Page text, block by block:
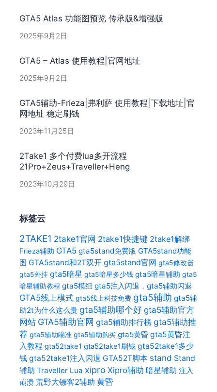
GTA5 Atlas 功能图预览 传承版&增强版
2025年9月2日
GTA5 – Atlas 使用教程|官网地址
2025年9月2日
GTA5辅助-Frieza|弗利萨 使用教程|下载地址|官
网地址 稳定刷钱
2023年11月25日
2Take1 多个付费lua多开流程
21Pro+Zeus+Traveller+Heng
2023年10月29日
标签云
2TAKE1 2take1官网 2take1快捷键 2take1解绑
Frieza辅助 GTA5 gta5stand免费版 GTA5stand功能
图 GTA5stand和2T双开 gta5stand官网 gta5修改器
gta5外挂 gta5暗星 gta5暗星多少钱 gta5暗星辅助 gta5
暗星辅助教程 gta5模组 gta5注入闪退，gta5辅助闪退
GTA5线上模式 gta5线上科技免费 gta5辅助 gta5辅
助2t为什么这么贵 gta5辅助哪个好gta5辅助官方
网站 GTA5辅助官网 gta5辅助排行榜 gta5辅助推
荐 gta5辅助瞄准 gta5辅助购买 gta5黄昏 gta5黄昏注
入教程 gta52take1 gta52take1刷钱 gta52take1多少
钱 gta52take1注入闪退 GTA52T脚本 stand Stand
辅助 Traveller Lua xipro Xipro辅助 暗星辅助 注入
崩溃 荒野大镖客2辅助 黄昏